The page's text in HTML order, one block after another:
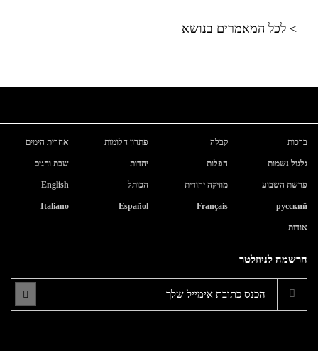
> לכל המאמרים בנושא
ברכות קבלה פתרון חלומות אחרית הימים
גלגול נשמות הפלות יהדות שבת וחגים
פרשת השבוע מוזיקה יהודית הכותל English
русский
Français
Español
Italiano
אודות
הרשמה לניוזלטר